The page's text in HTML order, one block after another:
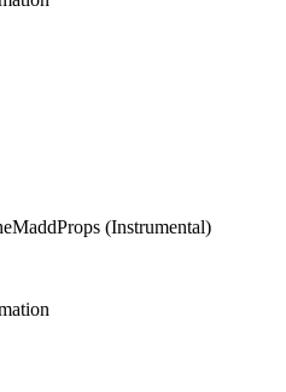
(Instrumental)